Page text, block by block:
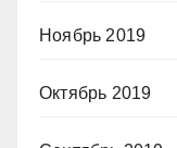
Ноябрь 2019
Октябрь 2019